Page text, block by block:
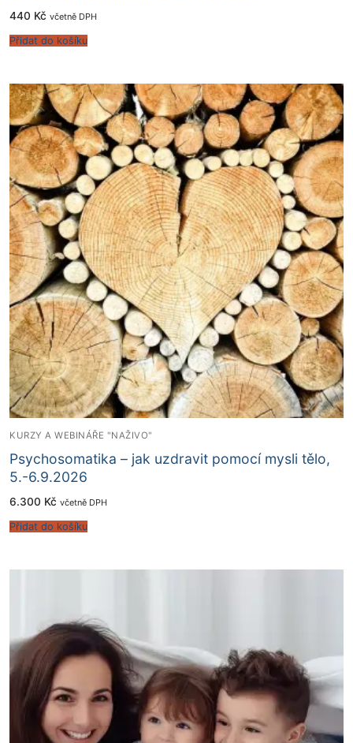
440 Kč včetně DPH
Přidat do košíku
KURZY A WEBINÁŘE "NAŽIVO"
Psychosomatika – jak uzdravit pomocí mysli tělo,
5.-6.9.2026
6.300 Kč včetně DPH
Přidat do košíku